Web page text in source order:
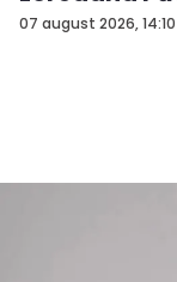
07 august 2026, 14:10